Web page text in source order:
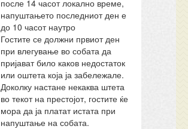
после 14 часот локално време,
напуштањето последниот ден е
до 10 часот наутро
Гостите се должни првиот ден
при влегување во собата да
пријават било каков недостаток
или оштета која ја забележале.
Доколку настане некаква штета
во текот на престојот, гостите ќе
мора да ја платат истата при
напуштање на собата.